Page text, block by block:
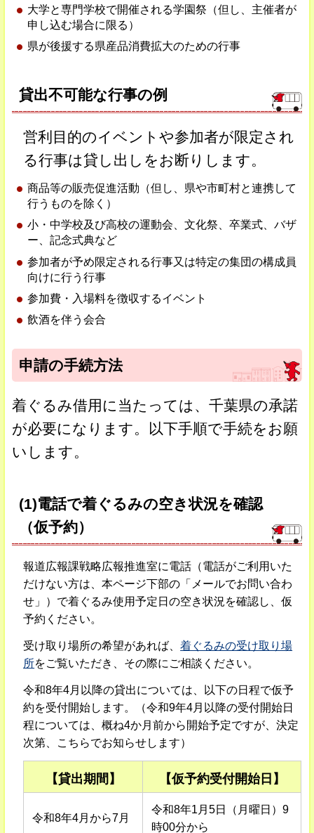
大学と専門学校で開催される学園祭（但し、主催者が
申し込む場合に限る）
県が後援する県産品消費拡大のための行事
貸出不可能な行事の例
営利目的のイベントや参加者が限定され
る行事は貸し出しをお断りします。
商品等の販売促進活動（但し、県や市町村と連携して
行うものを除く）
小・中学校及び高校の運動会、文化祭、卒業式、バザ
ー、記念式典など
参加者が予め限定される行事又は特定の集団の構成員
向けに行う行事
参加費・入場料を徴収するイベント
飲酒を伴う会合
申請の手続方法
着ぐるみ借用に当たっては、千葉県の承諾
が必要になります。以下手順で手続をお願
いします。
(1)電話で着ぐるみの空き状況を確認
（仮予約）
報道広報課戦略広報推進室に電話（電話がご利用いた
だけない方は、本ページ下部の「メールでお問い合わ
せ」）で着ぐるみ使用予定日の空き状況を確認し、仮
予約ください。
受け取り場所の希望があれば、着ぐるみの受け取り場
所をご覧いただき、その際にご相談ください。
令和8年4月以降の貸出については、以下の日程で仮予
約を受付開始します。（令和9年4月以降の受付開始日
程については、概ね4か月前から開始予定ですが、決定
次第、こちらでお知らせします）
【貸出期間】 【仮予約受付開始日】
令和8年4月から7月
令和8年1月5日（月曜日）9
時00分から